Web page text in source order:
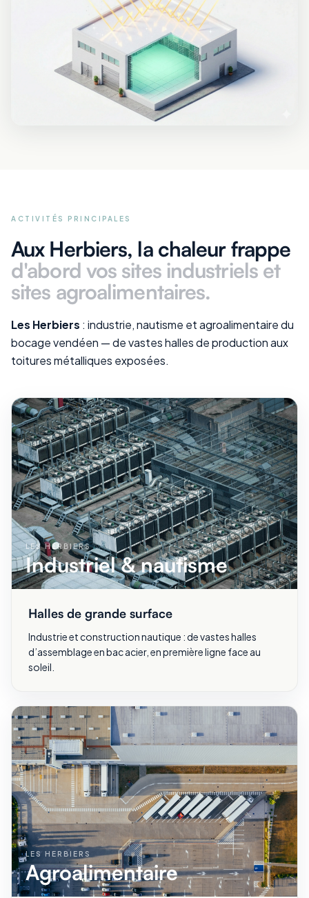
ACTIVITÉS PRINCIPALES
Aux Herbiers, la chaleur frappe
d'abord vos sites industriels et
sites agroalimentaires.
Les Herbiers : industrie, nautisme et agroalimentaire du
bocage vendéen — de vastes halles de production aux
toitures métalliques exposées.
LES HERBIERS
Industriel & nautisme
Halles de grande surface
Industrie et construction nautique : de vastes halles
d’assemblage en bac acier, en première ligne face au
soleil.
LES HERBIERS
Agroalimentaire